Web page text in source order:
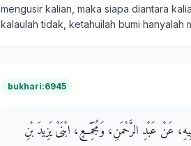
mengusir kalian, maka siapa diantara
kalaulah tidak, ketahuilah bumi hanyalah
bukhari:6945
عَنْ عَبْدِ الرَّحْمَنِ، وَمُجَمِّعٍ، ابْنَىْ يَزِيدَ بْنِ